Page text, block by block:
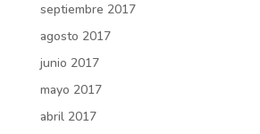
septiembre 2017
agosto 2017
junio 2017
mayo 2017
abril 2017